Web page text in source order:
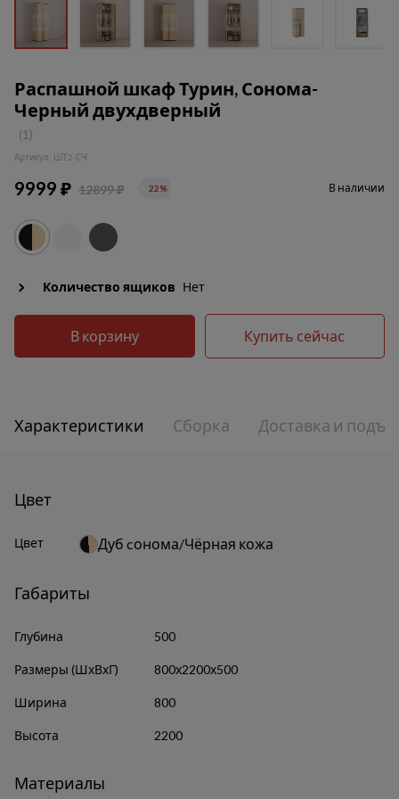
Распашной шкаф Турин, Сонома-
Черный двухдверный
(1)
Артикул: ШТ2-СЧ
9999 ₽ 12899 ₽ 22% В наличии
Количество ящиков Нет
В корзину Купить сейчас
Характеристики Сборка Доставка и
Цвет
Цвет Дуб cонома/Чёрная кожа
Габариты
Глубина 500
Размеры (ШхВхГ) 800х2200х500
Ширина 800
Высота 2200
Материалы